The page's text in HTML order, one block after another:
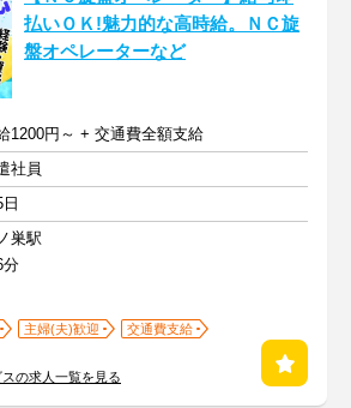
払いＯＫ!魅力的な高時給。ＮＣ旋
盤オペレーターなど
1200円～ + 交通費全額支給
社員
巣駅
分
主婦(夫)歓迎
交通費支給
の求人一覧を見る